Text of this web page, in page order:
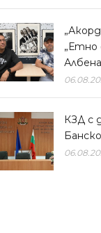
„Етно
КЗД с
Банско